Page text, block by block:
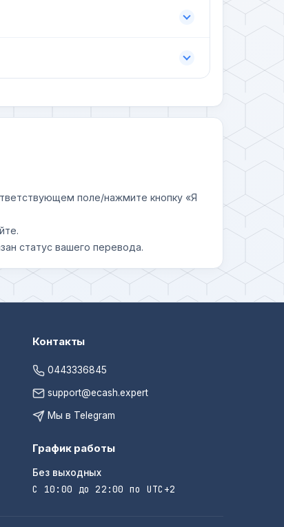
поле/нажмите кнопку «Я
статус вашего перевода.
Контакты
0443336845
support@ecash.expert
Мы в Telegram
График работы
Без выходных
С 10:00 до 22:00 по UTC+2